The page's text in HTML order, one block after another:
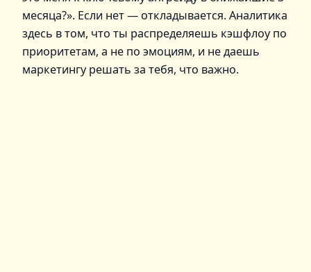
месяца?». Если нет — откладывается. Аналитика
здесь в том, что ты распределяешь кэшфлоу по
приоритетам, а не по эмоциям, и не даешь
маркетингу решать за тебя, что важно.